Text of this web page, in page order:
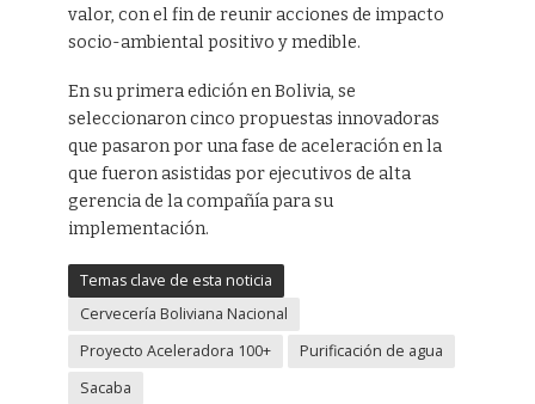
valor, con el fin de reunir acciones de impacto
socio-ambiental positivo y medible.
En su primera edición en Bolivia, se
seleccionaron cinco propuestas innovadoras
que pasaron por una fase de aceleración en la
que fueron asistidas por ejecutivos de alta
gerencia de la compañía para su
implementación.
Temas clave de esta noticia
Cervecería Boliviana Nacional
Proyecto Aceleradora 100+
Purificación de agua
Sacaba